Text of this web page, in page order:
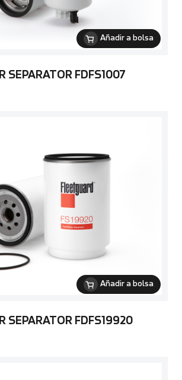
Añadir a bolsa
SEPARATOR FDFS1007
Añadir a bolsa
SEPARATOR FDFS19920